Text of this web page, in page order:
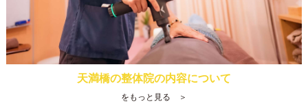
天満橋の整体院の内容について
をもっと見る ＞